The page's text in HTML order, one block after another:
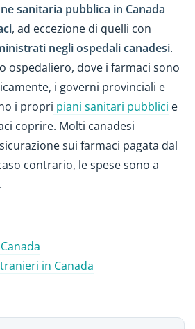
sanitaria pubblica in Canada
, ad eccezione di quelli con
negli ospedali canadesi.
ospedaliero, dove i farmaci sono
i governi provinciali e
i propri piani sanitari pubblici e
coprire. Molti canadesi
sui farmaci pagata dal
contrario, le spese sono a
in Canada